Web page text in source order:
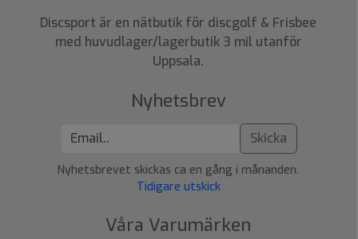
Discsport är en nätbutik för discgolf & Frisbee
med huvudlager/lagerbutik 3 mil utanför
Uppsala.
Nyhetsbrev
Skicka
Nyhetsbrevet skickas ca en gång i månanden.
Tidigare utskick
Våra Varumärken